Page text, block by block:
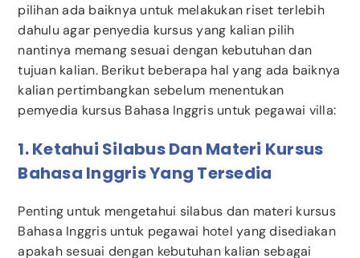
pilihan ada baiknya untuk melakukan riset terlebih
dahulu agar penyedia kursus yang kalian pilih
nantinya memang sesuai dengan kebutuhan dan
tujuan kalian. Berikut beberapa hal yang ada baiknya
kalian pertimbangkan sebelum menentukan
pemyedia kursus Bahasa Inggris untuk pegawai villa:
1. Ketahui Silabus Dan Materi Kursus
Bahasa Inggris Yang Tersedia
Penting untuk mengetahui silabus dan materi kursus
Bahasa Inggris untuk pegawai hotel yang disediakan
apakah sesuai dengan kebutuhan kalian sebagai